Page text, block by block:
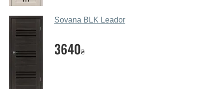
дверних полотен проводиться індивідуально для
кожного відвідувача.
Так, робимо. Наші фахівці можуть зробити замір та
собою каталоги кольорів та візерунків. Після виміру та
консультації Ви можете оформити заявку, не
Sovana BLK Leador
3640₴